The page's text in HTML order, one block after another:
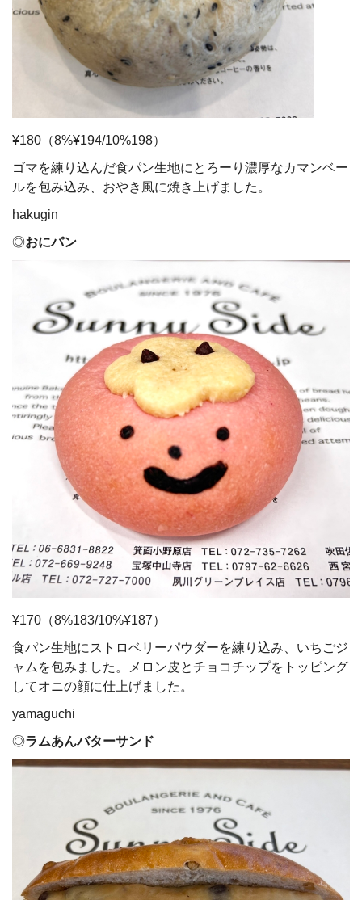
¥180（8%¥194/10%198）
ゴマを練り込んだ食パン生地にとろーり濃厚なカマンベー
ルを包み込み、おやき風に焼き上げました。
hakugin
◎おにパン
¥170（8%183/10%¥187）
食パン生地にストロベリーパウダーを練り込み、いちごジ
ャムを包みました。メロン皮とチョコチップをトッピング
してオニの顔に仕上げました。
yamaguchi
◎ラムあんバターサンド